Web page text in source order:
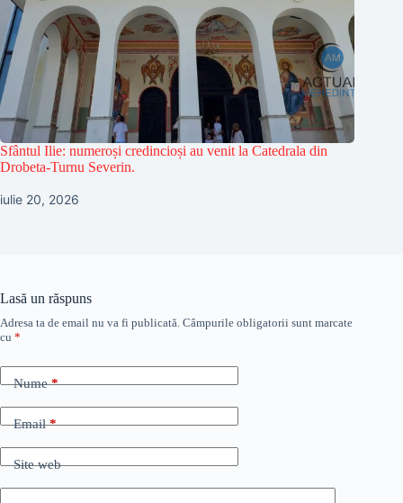
Sfântul Ilie: numeroși credincioși au venit la Catedrala din
Drobeta-Turnu Severin.
iulie 20, 2026
Lasă un răspuns
Adresa ta de email nu va fi publicată. Câmpurile obligatorii sunt marcate
cu *
Nume*
Email*
Site web